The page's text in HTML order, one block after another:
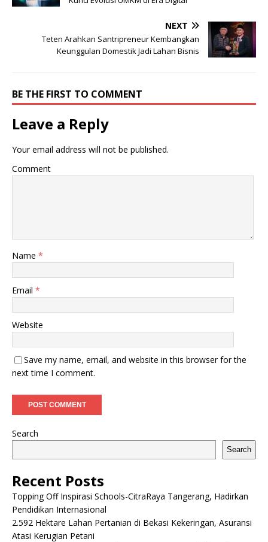
NEXT
Teten Arahkan Santripreneur Kembangkan
Keunggulan Domestik Jadi Lahan Bisnis
BE THE FIRST TO COMMENT
Leave a Reply
Your email address will not be published.
Comment
Name *
Email *
Website
Save my name, email, and website in this browser for the
next time I comment.
Search
Search
Recent Posts
Topping Off Inspirasi Schools-CitraRaya Tangerang, Hadirkan
Pendidikan Internasional
2.592 Hektare Lahan Pertanian di Bekasi Kekeringan, Asuransi
Atasi Kerugian Petani